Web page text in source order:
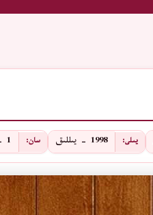
يىلى: 1998 - يىللىق سان: 1 - سان